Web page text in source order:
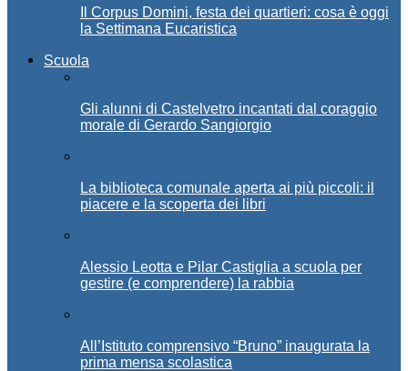
Il Corpus Domini, festa dei quartieri: cosa è oggi
la Settimana Eucaristica
Scuola
Gli alunni di Castelvetro incantati dal coraggio
morale di Gerardo Sangiorgio
La biblioteca comunale aperta ai più piccoli: il
piacere e la scoperta dei libri
Alessio Leotta e Pilar Castiglia a scuola per
gestire (e comprendere) la rabbia
All’Istituto comprensivo “Bruno” inaugurata la
prima mensa scolastica